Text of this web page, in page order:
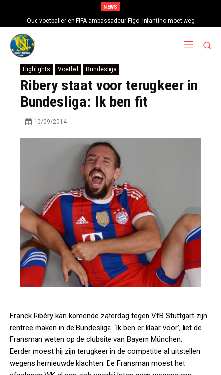
NEWS
Oud-voetballer en FIFA-ambassadeur Figo: Infantino moet weg
Highlights Voetbal Bundesliga
Ribery staat voor terugkeer in
Bundesliga: Ik ben fit
10/09/2014
Franck Ribéry kan komende zaterdag tegen VfB Stuttgart zijn
rentree maken in de Bundesliga. ‘Ik ben er klaar voor’, liet de
Fransman weten op de clubsite van Bayern München.
Eerder moest hij zijn terugkeer in de competitie al uitstellen
wegens hernieuwde klachten. De Fransman moest het